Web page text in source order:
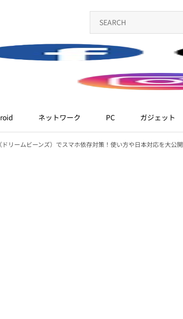
ネットワーク PC ガジェット
ドリームビーンズ）でスマホ依存対策！使い方や日本対応を大公開